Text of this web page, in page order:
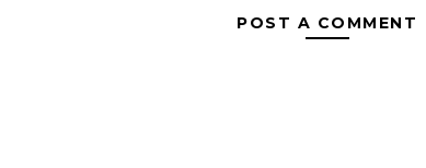
POST A COMMENT